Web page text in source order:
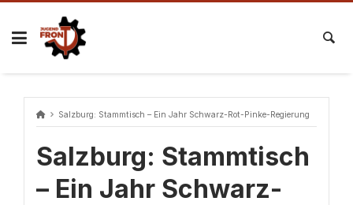
Skip
content
Salzburg: Stammtisch – Ein Jahr Schwarz-Rot-Pinke-Regierung
Salzburg: Stammtisch
– Ein Jahr Schwarz-